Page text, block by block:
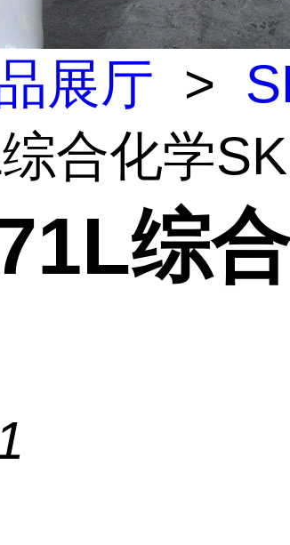
展厅 >
合化学SK
综